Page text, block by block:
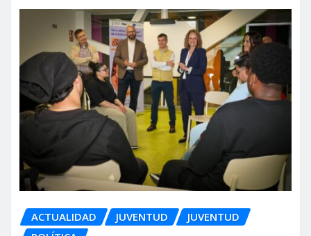
ACTUALIDAD JUVENTUD
JUVENTUD